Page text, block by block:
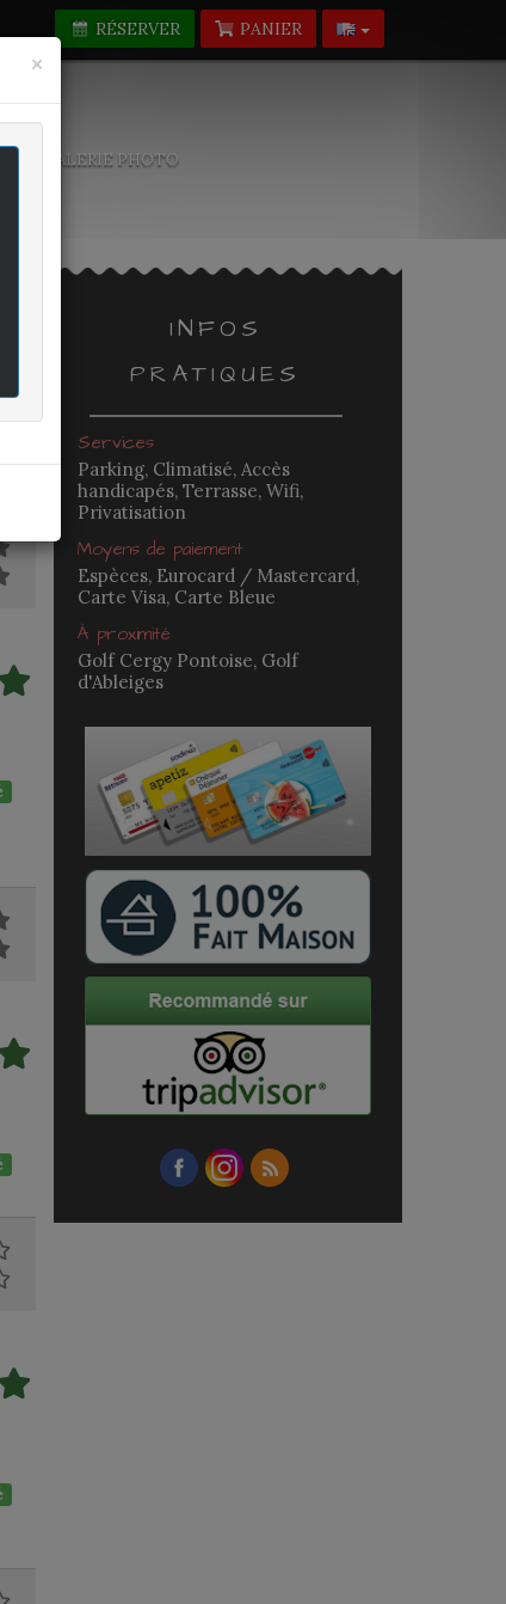
PANIER
RÉSERVER
GALERIE PHOTO
INFOS
PRATIQUES
Services
Parking, Climatisé, Accès
handicapés, Terrasse, Wifi,
Privatisation
Moyens de paiement
Espèces, Eurocard / Mastercard,
Carte Visa, Carte Bleue
À proximité
Golf Cergy Pontoise, Golf
d'Ableiges
× Fermer